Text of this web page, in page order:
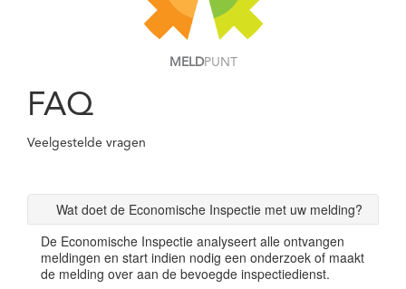
MELDPUNT
FAQ
Veelgestelde vragen
Wat doet de Economische Inspectie met uw melding?
De Economische Inspectie analyseert alle ontvangen
meldingen en start indien nodig een onderzoek of maakt
de melding over aan de bevoegde inspectiedienst.